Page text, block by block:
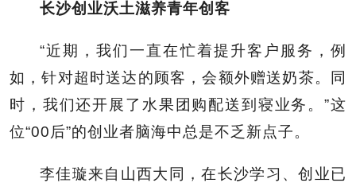
长沙创业沃土滋养青年创客
“近期，我们一直在忙着提升客户服务，例
如，针对超时送达的顾客，会额外赠送奶茶。同
时，我们还开展了水果团购配送到寝业务。”这
位“00后”的创业者脑海中总是不乏新点子。
李佳璇来自山西大同，在长沙学习、创业已